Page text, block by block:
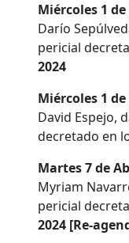
Miércoles 1
Darío
pericial
2024
Miércoles 1
David Espejo,
decretado en
Martes 7 de
Myriam
pericial
2024 [Re-